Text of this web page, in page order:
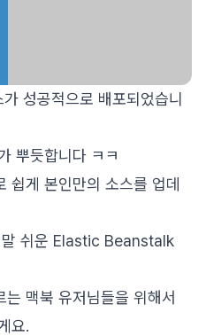
성공적으로 배포되었습니
뿌듯합니다 ㅋㅋ
쉽게 본인만의 소스를 업데
말 쉬운 Elastic Beanstalk
맥북 유저님들을 위해서
요.